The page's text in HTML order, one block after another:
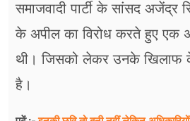
समाजवादी पार्टी के सांसद अजेंद्र
के अपील का विरोध करते हुए एक
थी। जिसको लेकर उनके खिलाफ
है।